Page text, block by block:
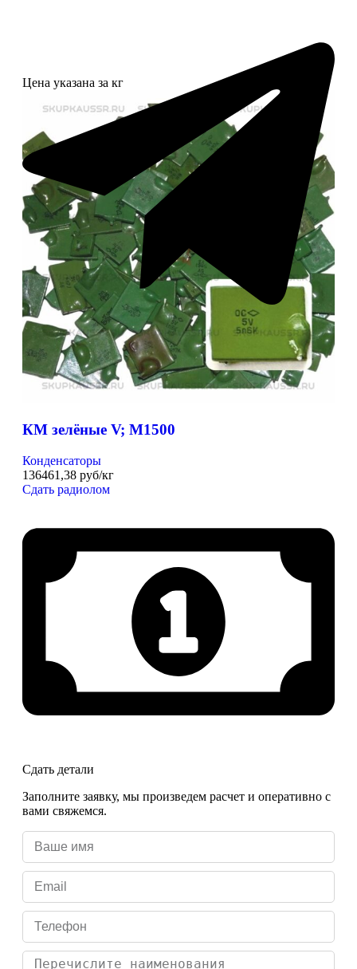
Цена указана за кг
КМ зелёные V; М1500
Конденсаторы
136461,38 руб/кг
Сдать радиолом
Сдать детали
Заполните заявку, мы произведем расчет и оперативно с
вами свяжемся.